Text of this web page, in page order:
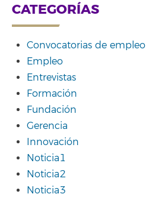
CATEGORÍAS
Convocatorias de empleo
Empleo
Entrevistas
Formación
Fundación
Gerencia
Innovación
Noticia1
Noticia2
Noticia3